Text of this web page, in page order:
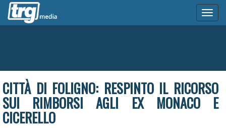
CITTÀ DI FOLIGNO: RESPINTO IL RICORSO
SUI RIMBORSI AGLI EX MONACO E
CICERELLO